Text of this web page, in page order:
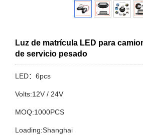
Luz de matrícula LED para
de servicio pesado
LED：6pcs
Volts:12V / 24V
MOQ:1000PCS
Loading:Shanghai